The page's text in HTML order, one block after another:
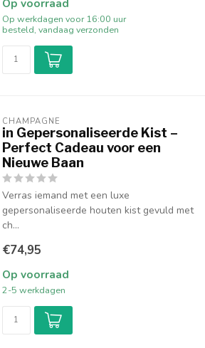
Op voorraad
Op werkdagen voor 16:00 uur
besteld, vandaag verzonden
CHAMPAGNE
in Gepersonaliseerde Kist –
Perfect Cadeau voor een
Nieuwe Baan
Verras iemand met een luxe
gepersonaliseerde houten kist gevuld met
ch...
€74,95
Op voorraad
2-5 werkdagen